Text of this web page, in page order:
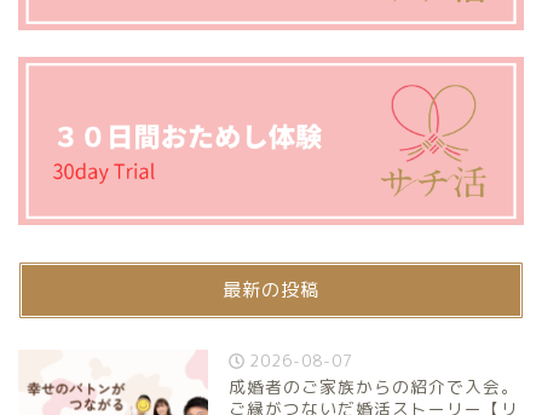
最新の投稿
2026-08-07
成婚者のご家族からの紹介で入会。
ご縁がつないだ婚活ストーリー【リ